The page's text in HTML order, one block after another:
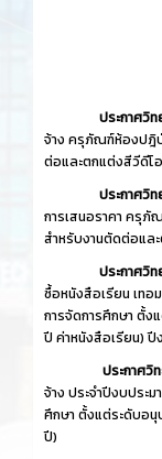
ประกาศวิ
จ้าง ครุภัณฑ์ห้องปฎิ
ต่อและตกแต่งสีวีดีโ
ประกาศวิ
การเสนอราคา ครุ
สำหรับงานตัดต่อแล
ประกาศวิ
ซื้อหนังสือเรียน เทอ
การจัดการศึกษา ตั้ง
ปี ค่าหนังสือเรียน)
ประกาศวิ
จ้าง ประจำปีงบประ
ศึกษา ตั้งแต่ระดับอนุ
ปี)